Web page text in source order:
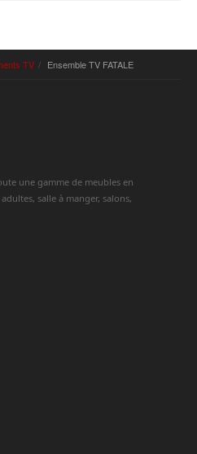
TV Ensemble TV FATALE
une gamme de meubles en
salle à manger, salons,